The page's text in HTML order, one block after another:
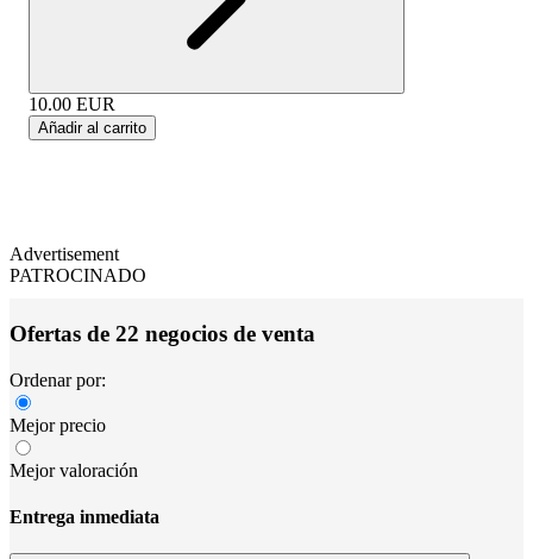
10.00 EUR
Añadir al carrito
Advertisement
PATROCINADO
Ofertas de 22 negocios de venta
Ordenar por:
Mejor precio
Mejor valoración
Entrega inmediata